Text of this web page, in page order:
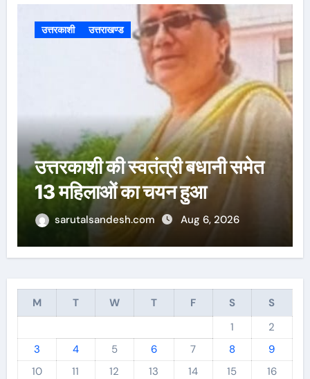
उत्तरकाशी उत्तराखण्ड
उत्तरकाशी की स्वतंत्री बधानी समेत
13 महिलाओं का हुआ तीलू रौतेली
पुरस्कार के लिय चयन
sarutalsandesh.com Aug 6, 2026
M T W T F S
S
1
2
3
4 5 6 7 8
9
10
11 12 13 14 15
16